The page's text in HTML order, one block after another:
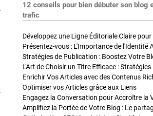
12 conseils pour bien débuter son blog
trafic
Développez une Ligne Éditoriale Claire
Présentez-vous : L'Importance de l'Identité
L'Art de Choisir un Titre Efficace :
Optimiser vos Articles grâce aux Liens
Engagez la Conversation pour Accroître la
Amplifiez la Portée de Votre Blog : Le